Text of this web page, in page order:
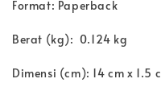
Format: Paperback
Berat (kg): 0.124 kg
Dimensi (cm): 14 cm x 1.5